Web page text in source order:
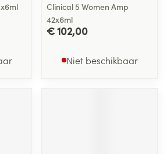
Clinical 5 Women Amp
42x6ml
€ 102,00
Niet beschikbaar